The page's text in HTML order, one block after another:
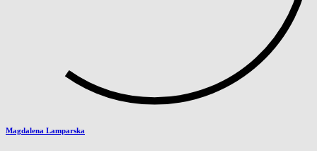
Magdalena Lamparska